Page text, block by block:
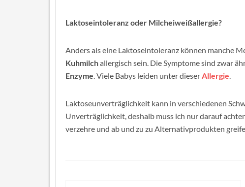
Laktoseintoleranz oder Milcheiweißallergie?
Anders als eine Laktoseintoleranz können manche
Kuhmilchallergisch sein. Die Symptome sind zwar
Enzyme. Viele Babys leiden unter dieserAllergie.
Laktoseunverträglichkeit kann in verschiedenen
Unverträglichkeit, deshalb muss ich nur darauf
verzehre und ab und zu zu Alternativprodukten